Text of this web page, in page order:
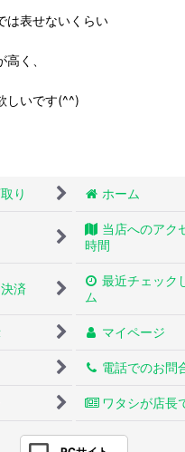
は表せないくらい
く、
しいです(^^)
り ホーム
当店へのア
時間
済
最近チェック
ム
マイページ
電話でのお問
ワタシが店長